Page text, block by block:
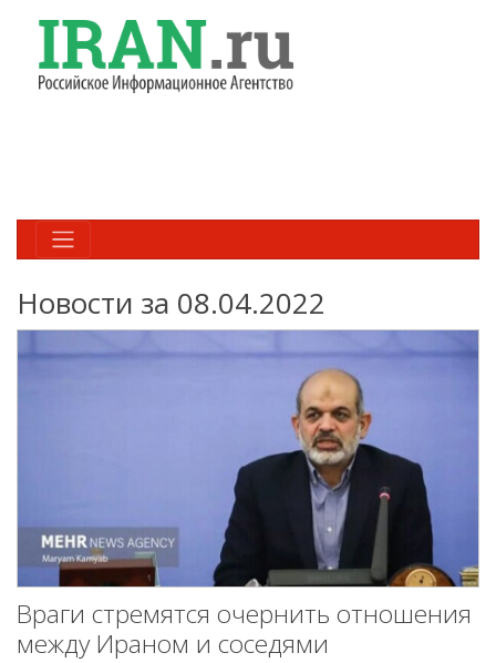
Новости за 08.04.2022
Враги стремятся очернить отношения
между Ираном и соседями